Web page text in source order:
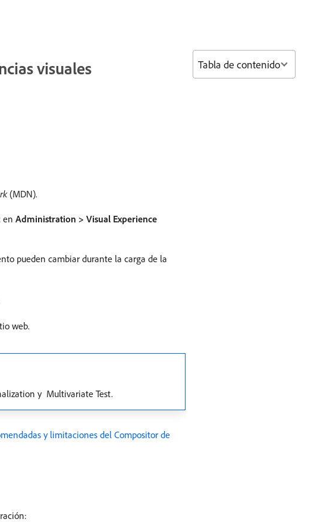
visuales
(MDN).
en Administration > Visual Experience
pueden cambiar durante la carga de la
web.
y ​ Multivariate Test.
y limitaciones del Compositor de
Tabla de contenido